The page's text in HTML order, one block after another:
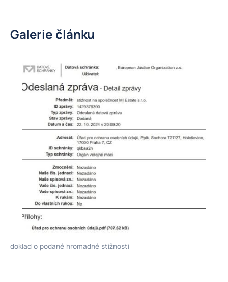
Galerie článku
doklad o podané hromadné stížnosti